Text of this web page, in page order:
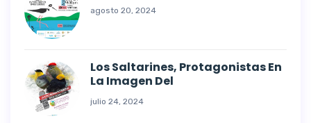
agosto 20, 2024
Los Saltarines, Protagonistas En
La Imagen Del
julio 24, 2024